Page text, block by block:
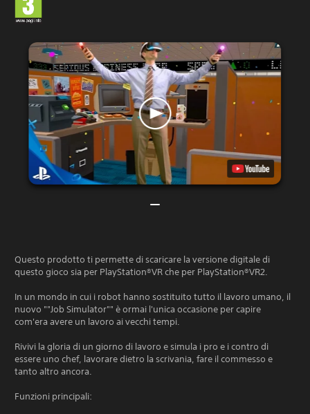
Questo prodotto ti permette di scaricare la versione digitale di
questo gioco sia per PlayStation®VR che per PlayStation®VR2.
In un mondo in cui i robot hanno sostituito tutto il lavoro umano, il
nuovo ""Job Simulator"" è ormai l'unica occasione per capire
com'era avere un lavoro ai vecchi tempi.
Rivivi la gloria di un giorno di lavoro e simula i pro e i contro di
essere uno chef, lavorare dietro la scrivania, fare il commesso e
tanto altro ancora.
Funzioni principali: